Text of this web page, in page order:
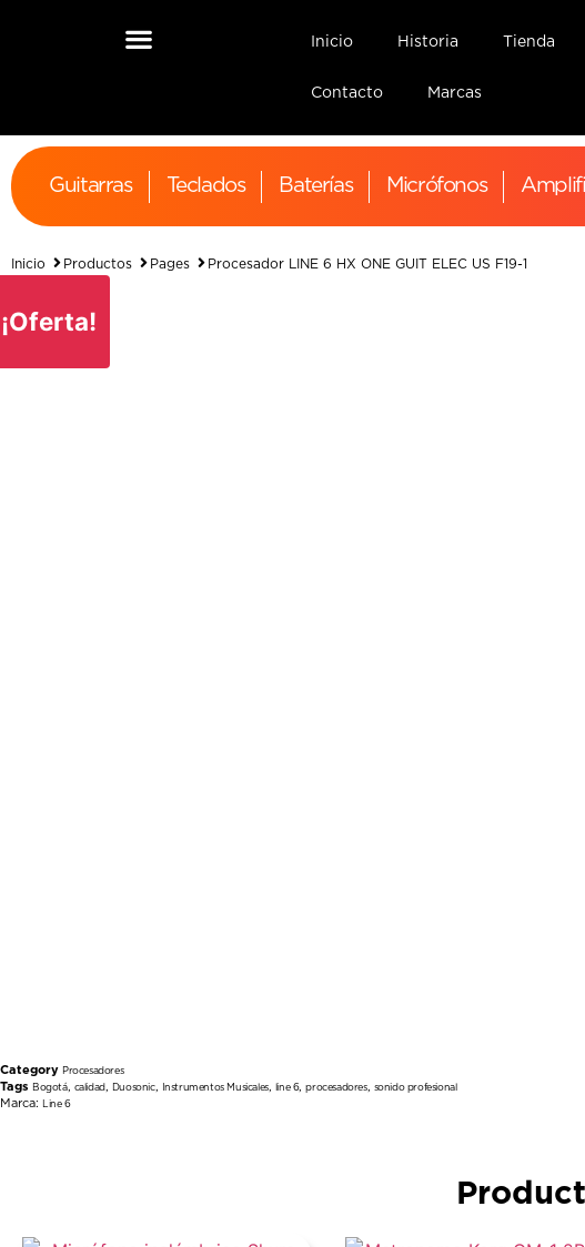
Inicio Historia Tienda
Contacto Marcas
Guitarras Teclados Baterías Micrófonos
Inicio Productos Pages Procesador LINE 6 HX ONE GUIT ELEC US F19-1
¡Oferta!
Category Procesadores
Tags Bogotá, calidad, Duosonic, Instrumentos Musicales, line 6,procesadores, sonido profesional
Marca: Line 6